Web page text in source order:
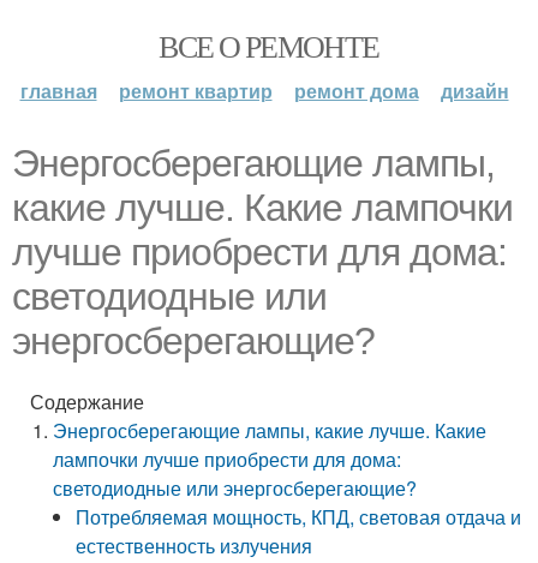
ВСЕ О РЕМОНТЕ
главная ремонт квартир ремонт дома дизайн
Энергосберегающие лампы,
какие лучше. Какие лампочки
лучше приобрести для дома:
светодиодные или
энергосберегающие?
Содержание
Энергосберегающие лампы, какие лучше. Какие
лампочки лучше приобрести для дома:
светодиодные или энергосберегающие?
Потребляемая мощность, КПД, световая отдача и
естественность излучения